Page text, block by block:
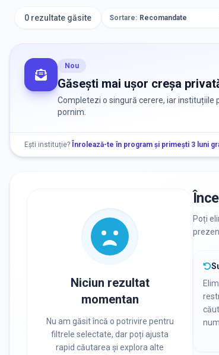
0 rezultate găsite Sortare:
Nou
Găsești mai ușor creșa
Completezi o singură cerere, iar
pornim.
Ești instituție? Înrolează-te în program și primești 3 luni
Niciun rezultat
momentan
Nu am găsit încă o potrivire pentru
filtrele selectate, dar poți ajusta
rapid căutarea și explora alte
Poți